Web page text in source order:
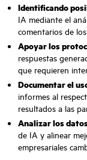
Identificando
IA mediante el
comentarios de
Apoyar los
respuestas
que requieren
Documentar el
informes al
resultados a las
Analizar los
de IA y alinear
empresariales